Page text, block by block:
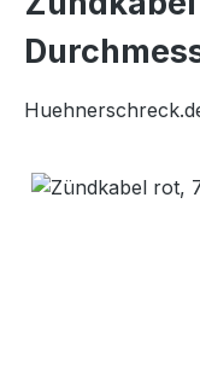
Bildergalerie